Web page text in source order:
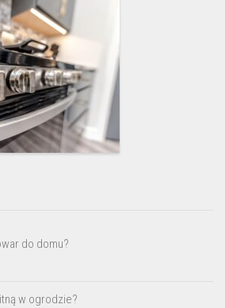
do domu?
w ogrodzie?